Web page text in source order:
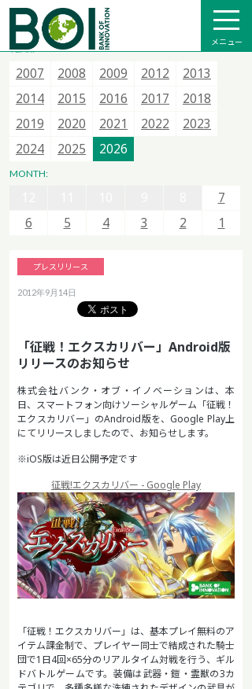
メニュー
全て プレスリリース インフォ
YEAR:
2007 2008 2009 2012
2013
2014
2015 2016 2017
2018
2019
2020 2021 2022
2023
2024
2025 2026
MONTH:
7
6
5 4 3 2 1
2007 2008 2009 2012
2013
2014
2015 2016 2017
2018
2019
2020 2021 2022
2023
2024
2025 2026
7
6
5 4 3 2 1
2007 2008 2013 2014 2015
12 11 10 9 8
6
5 4
2015 2016 2017 2018
2020
2021
2022 2023 2024
2025
2026
12
1
プレスリリース
2012年9月14日
「征戦！エクスカリバー」Android版
リリースのお知らせ
株式会社バンク・オブ・イノベーションは、本
日、スマートフォン向けソーシャルゲーム「征戦！
エクスカリバー」のAndroid版を、Google Play上
にてリリースしましたので、お知らせします。
※iOS版は近日公開予定です
征戦!エクスカリバー - Google Play
「征戦！エクスカリバー」は、基本プレイ無料のア
イテム課金制で、プレイヤー同士で結成された騎士
団で1日4回×65分のリアルタイム対戦を行う、ギル
ドバトルゲームです。装備は武器・鎧・霊獣の3カ